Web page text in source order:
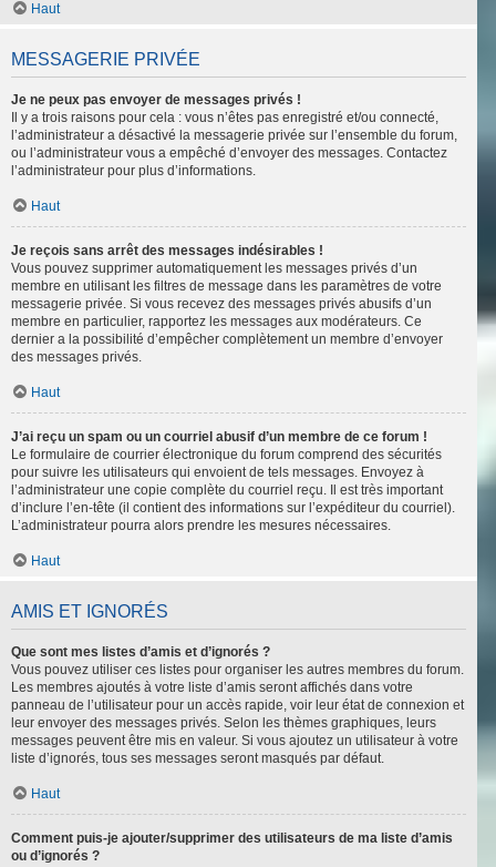
Haut
MESSAGERIE PRIVÉE
Je ne peux pas envoyer de messages privés !
Il y a trois raisons pour cela : vous n’êtes pas enregistré et/ou connecté,
l’administrateur a désactivé la messagerie privée sur l’ensemble du forum,
ou l’administrateur vous a empêché d’envoyer des messages. Contactez
l’administrateur pour plus d’informations.
Haut
Je reçois sans arrêt des messages indésirables !
Vous pouvez supprimer automatiquement les messages privés d’un
membre en utilisant les filtres de message dans les paramètres de votre
messagerie privée. Si vous recevez des messages privés abusifs d’un
membre en particulier, rapportez les messages aux modérateurs. Ce
dernier a la possibilité d’empêcher complètement un membre d’envoyer
des messages privés.
Haut
J’ai reçu un spam ou un courriel abusif d’un membre de ce forum !
Le formulaire de courrier électronique du forum comprend des sécurités
pour suivre les utilisateurs qui envoient de tels messages. Envoyez à
l’administrateur une copie complète du courriel reçu. Il est très important
d’inclure l’en-tête (il contient des informations sur l’expéditeur du courriel).
L’administrateur pourra alors prendre les mesures nécessaires.
Haut
AMIS ET IGNORÉS
Que sont mes listes d’amis et d’ignorés ?
Vous pouvez utiliser ces listes pour organiser les autres membres du forum.
Les membres ajoutés à votre liste d’amis seront affichés dans votre
panneau de l’utilisateur pour un accès rapide, voir leur état de connexion et
leur envoyer des messages privés. Selon les thèmes graphiques, leurs
messages peuvent être mis en valeur. Si vous ajoutez un utilisateur à votre
liste d’ignorés, tous ses messages seront masqués par défaut.
Haut
Comment puis-je ajouter/supprimer des utilisateurs de ma liste d’amis
ou d’ignorés ?